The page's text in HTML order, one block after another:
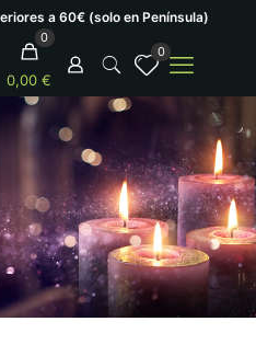
a 60€ (solo en Península)
0
0,00 €
0